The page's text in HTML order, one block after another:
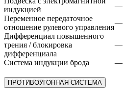
индукцией
—
Переменное передаточное
отношение рулевого управления
—
Дифференциал повышенного
трения / блокировка
дифференциала
—
Система индукции брода —
ПРОТИВОУГОННАЯ СИСТЕМА